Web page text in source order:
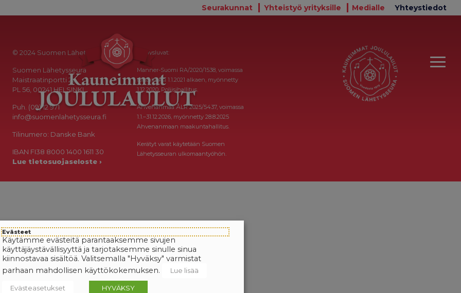
Seurakunnat Yhteistyö yrityksille Medialle Yhteystiedot
© 2024 Suomen Lähetysseura
Suomen Lähetysseura
Maistraatinportti 2a
PL 56, 00241 HELSINKI
Puh. (09) 12 971
info@suomenlahetysseura.fi
Tilinumero: Danske Bank
IBAN FI38 8000 1400 1611 30
Lue tietosuojaseloste ›
Keräysluvat:
Manner-Suomi RA/2020/1538, voimassa
toistaiseksi 1.1.2021 alkaen, myönnetty
1.12.2020, Poliisihallitus.
Ahvenanmaa ÅLR 2025/5437, voimassa
1.1.–31.12.2026, myönnetty 28.8.2025
Ahvenanmaan maakuntahallitus.
Kerätyt varat käytetään Suomen
Lähetysseuran ulkomaantyöhön.
Evästeet
Käytämme evästeitä parantaaksemme sivujen
käyttäjäystävällisyyttä ja tarjotaksemme sinulle sinua
kiinnostavaa sisältöä. Valitsemalla "Hyväksy" varmistat
parhaan mahdollisen käyttökokemuksen.
Lue lisää
Evästeasetukset HYVÄKSY